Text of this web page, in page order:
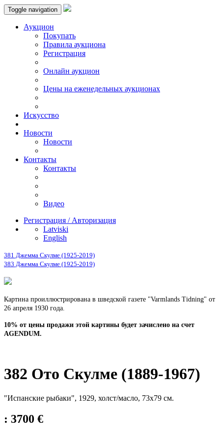
Toggle navigation
Аукцион
Пoкупать
Правила аукциона
Регистрация
Онлайн аукцион
Цены на еженедельных аукционах
Искусствo
Новости
Новости
Контакты
Контакты
Видео
Регистрация / Авторизация
Latviski
English
381 Джемма Скулме (1925-2019)
383 Джемма Скулме (1925-2019)
Картина проиллюстрирована в шведской газете "Varmlands Tidning" от
26 апреля 1930 года.
10% от цены продажи этой картины будет зачислено на счет
AGENDUM.
382 Ото Скулме (1889-1967)
"Испанские рыбаки", 1929, холст/масло, 73х79 см.
: 3700 €